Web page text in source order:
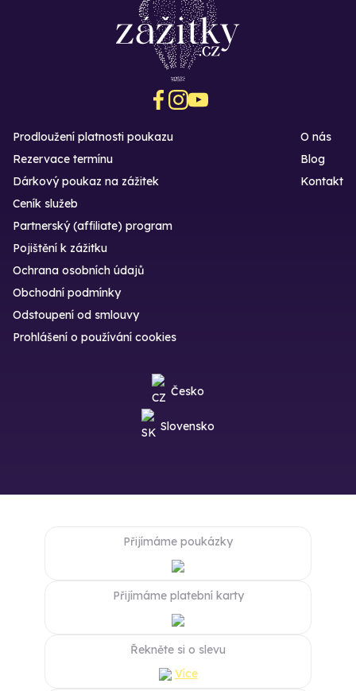
Prodloužení platnosti poukazu
Rezervace termínu
Dárkový poukaz na zážitek
O nás
Blog
Kontakt
Ceník služeb
Partnerský (affiliate) program
Pojištění k zážitku
Ochrana osobních údajů
Obchodní podmínky
Odstoupení od smlouvy
Prohlášení o používání cookies
Česko
Slovensko
Přijímáme poukázky
Přijímáme platební karty
Řekněte si o slevu
Více